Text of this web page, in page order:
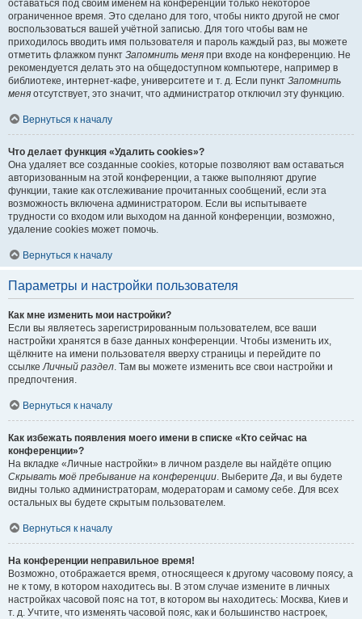
оставаться под своим именем на конференции только некоторое
ограниченное время. Это сделано для того, чтобы никто другой не смог
воспользоваться вашей учётной записью. Для того чтобы вам не
приходилось вводить имя пользователя и пароль каждый раз, вы можете
отметить флажком пункт Запомнить меня при входе на конференцию. Не
рекомендуется делать это на общедоступном компьютере, например в
библиотеке, интернет-кафе, университете и т. д. Если пункт Запомнить
меня отсутствует, это значит, что администратор отключил эту функцию.
Вернуться к началу
Что делает функция «Удалить cookies»?
Она удаляет все созданные cookies, которые позволяют вам оставаться
авторизованным на этой конференции, а также выполняют другие
функции, такие как отслеживание прочитанных сообщений, если эта
возможность включена администратором. Если вы испытываете
трудности со входом или выходом на данной конференции, возможно,
удаление cookies может помочь.
Вернуться к началу
Параметры и настройки пользователя
Как мне изменить мои настройки?
Если вы являетесь зарегистрированным пользователем, все ваши
настройки хранятся в базе данных конференции. Чтобы изменить их,
щёлкните на имени пользователя вверху страницы и перейдите по
ссылкеЛичный раздел. Там вы можете изменить все свои настройки и
предпочтения.
Вернуться к началу
Как избежать появления моего имени в списке «Кто сейчас на
конференции»?
На вкладке «Личные настройки» в личном разделе вы найдёте опцию
Скрывать моё пребывание на конференции. ВыберитеДа, и вы будете
видны только администраторам, модераторам и самому себе. Для всех
остальных вы будете скрытым пользователем.
Вернуться к началу
На конференции неправильное время!
Возможно, отображается время, относящееся к другому часовому поясу, а
не к тому, в котором находитесь вы. В этом случае измените в личных
настройках часовой пояс на тот, в котором вы находитесь: Москва, Киев и
т. д. Учтите, что изменять часовой пояс, как и большинство настроек,